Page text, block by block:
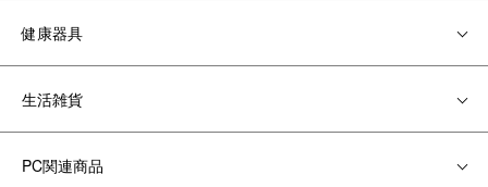
健康器具
生活雑貨
PC関連商品